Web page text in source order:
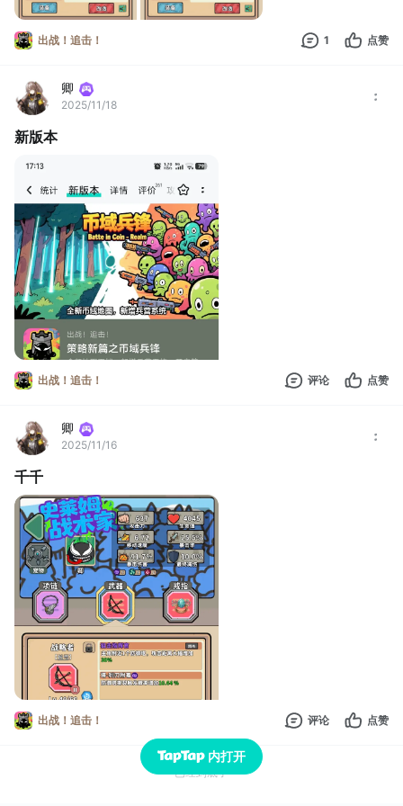
出战！追击！ 1 点赞
卿
2025/11/18
新版本
出战！追击！ 评论 点赞
卿
2025/11/16
千千
出战！追击！ 评论 点赞
已经到底了
内打开